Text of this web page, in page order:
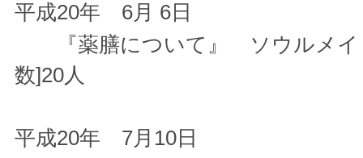
平成20年 6月 6日
『薬膳について』 ソウルメイ
数]20人
平成20年 7月10日